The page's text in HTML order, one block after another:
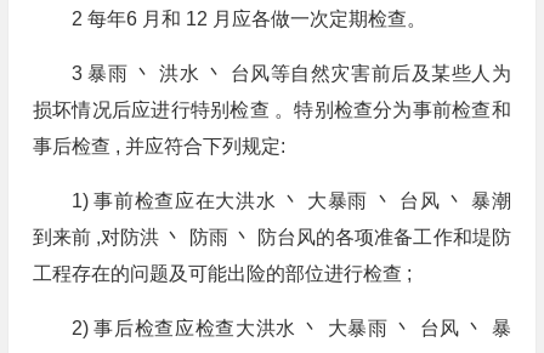
2 每年6 月和 12 月应各做一次定期检查。
3 暴雨 丶 洪水 丶 台风等自然灾害前后及某些人为
损坏情况后应进行特别检查 。特别检查分为事前检查和
事后检查 , 并应符合下列规定:
1) 事前检查应在大洪水 丶 大暴雨 丶 台风 丶 暴潮
到来前 ,对防洪 丶 防雨 丶 防台风的各项准备工作和堤防
工程存在的问题及可能出险的部位进行检查 ;
2) 事后检查应检查大洪水 丶 大暴雨 丶 台风 丶 暴